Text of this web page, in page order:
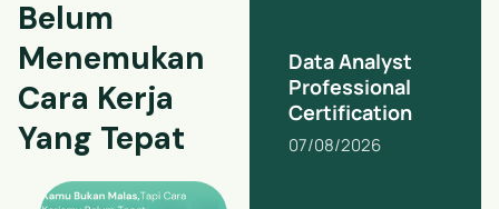
Belum
Menemukan
Cara Kerja
Yang Tepat
Data Analyst
Professional
Certification
07/08/2026